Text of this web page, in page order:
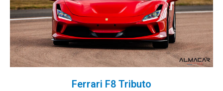
Ferrari F8 Tributo